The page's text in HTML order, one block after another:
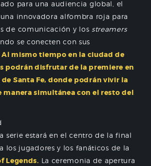
para una audiencia global, el
innovadora alfombra roja para
de comunicación y los streamers
se conecten con sus
Al mismo tiempo en la ciudad de
podrán disfrutar de la premiere en
Santa Fe, donde podrán vivir la
manera simultánea con el resto del
serie estará en el centro de la final
los jugadores y los fanáticos de la
Legends. La ceremonia de apertura